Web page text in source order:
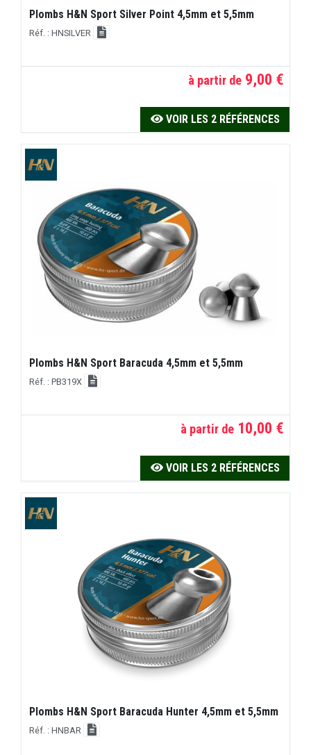
Plombs H&N Sport Silver Point 4,5mm et 5,5mm
Réf. : HNSILVER
à partir de 9,00 €
VOIR LES 2 RÉFÉRENCES
Plombs H&N Sport Baracuda 4,5mm et 5,5mm
Réf. : PB319X
à partir de 10,00 €
VOIR LES 2 RÉFÉRENCES
Plombs H&N Sport Baracuda Hunter 4,5mm et 5,5mm
Réf. : HNBAR